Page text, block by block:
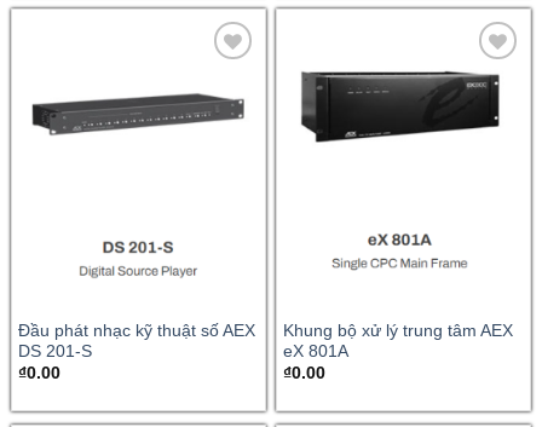
Đầu phát nhạc kỹ thuật số AEX
DS 201-S
₫0.00
Khung bộ xử lý trung tâm AEX
eX 801A
₫0.00